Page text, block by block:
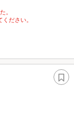
。
ださい。